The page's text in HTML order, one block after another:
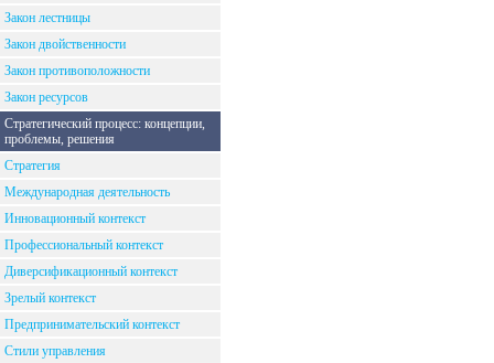
Закон лестницы
Закон двойственности
Закон противоположности
Закон ресурсов
Стратегический процесс: концепции,
проблемы, решения
Стратегия
Международная деятельность
Инновационный контекст
Профессиональный контекст
Диверсификационный контекст
Зрелый контекст
Предпринимательский контекст
Стили управления